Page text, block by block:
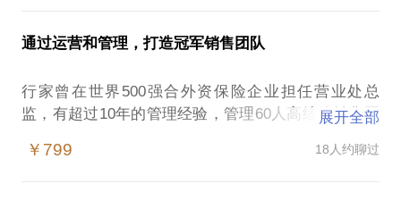
决定放下所有积累重新出发，转型为保险经纪人。这
管理、培训、基本法、保险公司安全性、国家监管导
向等方面也做了深入研究。尤其作为团队长，对行业
不同业态和基本法有更深的认知。
期，是否需要考虑资金灵活性，是否需要考虑养老社
香港保险怎么样？
普通家庭和高净值家庭配置保险有什么不同？
保险应该一次买全还是分批次买？
银行理财的底层资产是什么？
我该怎么做好财务配置？
我需要买保险吗？如何购买适合自己的保险？
行家具备13年财务规划领域的工作经验，是国家一级
我的各种资产配比合理吗？
我该买房/卖房吗？
如何隔离企业与家庭资产？
如何做好自己或子女的婚姻资产规划？
税收改革对我有什么影响？
通过运营和管理，打造冠军销售团队
行家曾在世界500强合外资保险企业担任营业处总
监，有超过10年的管理经验，管理60人高绩效销售团
MDRT（百万圆桌）达成率为行业最高水平。或许你
展开全部
￥799 18人约聊过